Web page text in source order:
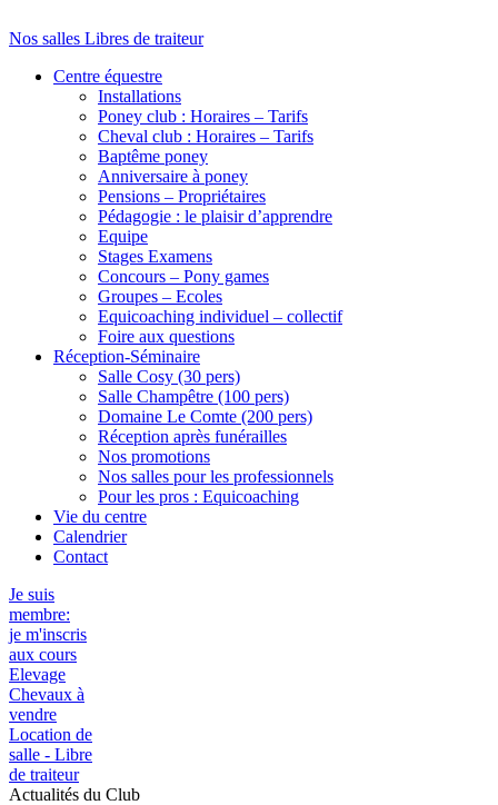
Nos salles Libres de traiteur
Centre équestre
Installations
Poney club : Horaires – Tarifs
Cheval club : Horaires – Tarifs
Baptême poney
Anniversaire à poney
Pensions – Propriétaires
Pédagogie : le plaisir d’apprendre
Equipe
Stages Examens
Concours – Pony games
Groupes – Ecoles
Equicoaching individuel – collectif
Foire aux questions
Réception-Séminaire
Salle Cosy (30 pers)
Salle Champêtre (100 pers)
Domaine Le Comte (200 pers)
Réception après funérailles
Nos promotions
Nos salles pour les professionnels
Pour les pros : Equicoaching
Vie du centre
Calendrier
Contact
Je suis
membre:
je m'inscris
aux cours
Elevage
Chevaux à
vendre
Location de
salle - Libre
de traiteur
Actualités du Club